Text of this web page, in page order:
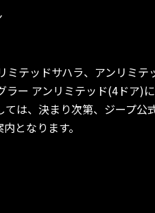
テッドサハラ、アンリミ
ー アンリミテッド(4ドア)
は、決まり次第、ジープ公
となります。